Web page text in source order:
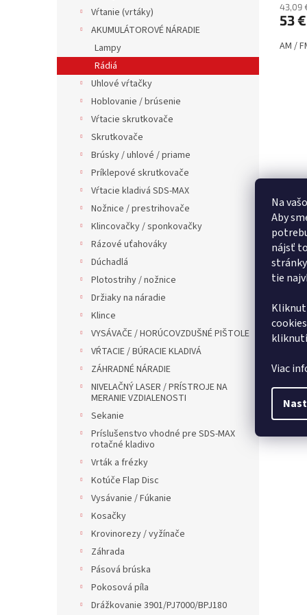
Na
Aby
nájsť
tie
Viac
Vŕtanie (vrtáky)
AKUMULÁTOROVÉ NÁRADIE
Lampy
Rádiá
Uhlové vŕtačky
Hoblovanie / brúsenie
Vŕtacie skrutkovače
Skrutkovače
Brúsky / uhlové / priame
Príklepové skrutkovače
Vŕtacie kladivá SDS-MAX
Nožnice / prestrihovače
Klincovačky / sponkovačky
Rázové uťahováky
Dúchadlá
Plotostrihy / nožnice
Držiaky na náradie
Klince
VYSÁVAČE / HORÚCOVZDUŠNÉ PIŠTOLE
VŔTACIE / BÚRACIE KLADIVÁ
ZÁHRADNÉ NÁRADIE
NIVELAČNÝ LASER / PRÍSTROJE NA
MERANIE VZDIALENOSTI
Sekanie
Príslušenstvo vhodné pre SDS-MAX
rotačné kladivo
Vrták a frézky
Kotúče Flap Disc
Vysávanie / Fúkanie
Kosačky
Krovinorezy / vyžínače
Záhrada
Pásová brúska
Pokosová píla
Drážkovanie 3901/PJ7000/BPJ180
43,09
53 €
AM /